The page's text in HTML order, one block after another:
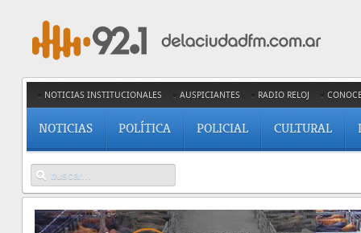
NOTICIAS INSTITUCIONALES AUSPICIANTES RADIO RELOJ
NOTICIAS POLÍTICA POLICIAL CULTURAL